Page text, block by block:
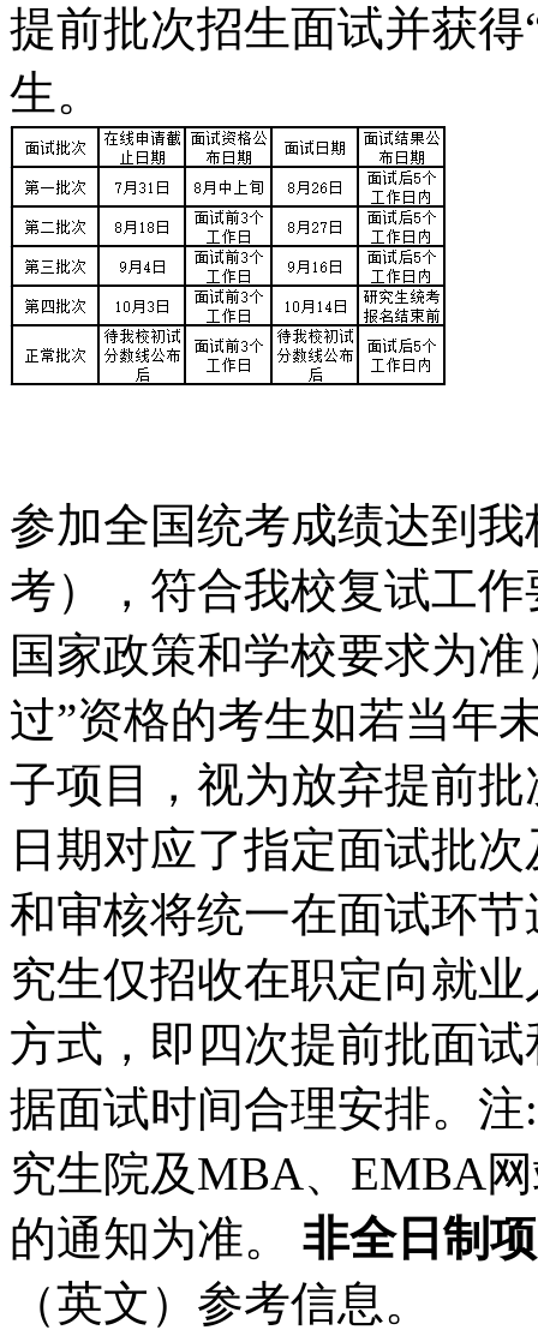
提前批次招生面试并获
生。
参加全国统考成绩达到
考），符合我校复试工
国家政策和学校要求为
过”资格的考生如若当年
子项目，视为放弃提前
日期对应了指定面试批
和审核将统一在面试环
究生仅招收在职定向就
方式，即四次提前批面
据面试时间合理安排。
究生院及MBA、EMBA
的通知为准。 非全日制
（英文）参考信息。